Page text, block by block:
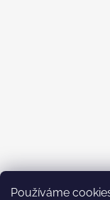
Používáme